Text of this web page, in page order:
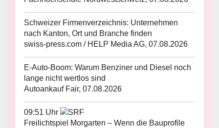
Schweizer Firmenverzeichnis: Unternehmen
nach Kanton, Ort und Branche finden
swiss-press.com / HELP Media AG, 07.08.2026
E-Auto-Boom: Warum Benziner und Diesel noch
lange nicht wertlos sind
Autoankauf Fair, 07.08.2026
09:51 Uhr
Freilichtspiel Morgarten – Wenn die Bauprofile